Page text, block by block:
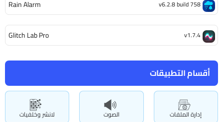
أقسام التطبيقات
إدارة الملفات الصوت لانشر وخلفيات
Rain Alarm v6.2.8 build 758
Glitch Lab Pro v1.7.4